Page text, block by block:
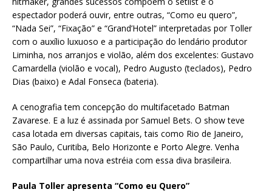
espectador poderá ouvir, entre outras, “Como eu quero”,
“Nada Sei”, “Fixação” e “Grand’Hotel” interpretadas por Toller
com o auxílio luxuoso e a participação do lendário produtor
Liminha, nos arranjos e violão, além dos excelentes: Gustavo
Camardella (violão e vocal), Pedro Augusto (teclados), Pedro
Dias (baixo) e Adal Fonseca (bateria).
A cenografia tem concepção do multifacetado Batman
Zavarese. E a luz é assinada por Samuel Bets. O show teve
casa lotada em diversas capitais, tais como Rio de Janeiro,
São Paulo, Curitiba, Belo Horizonte e Porto Alegre. Venha
compartilhar uma nova estréia com essa diva brasileira.
Paula Toller apresenta “Como eu Quero”